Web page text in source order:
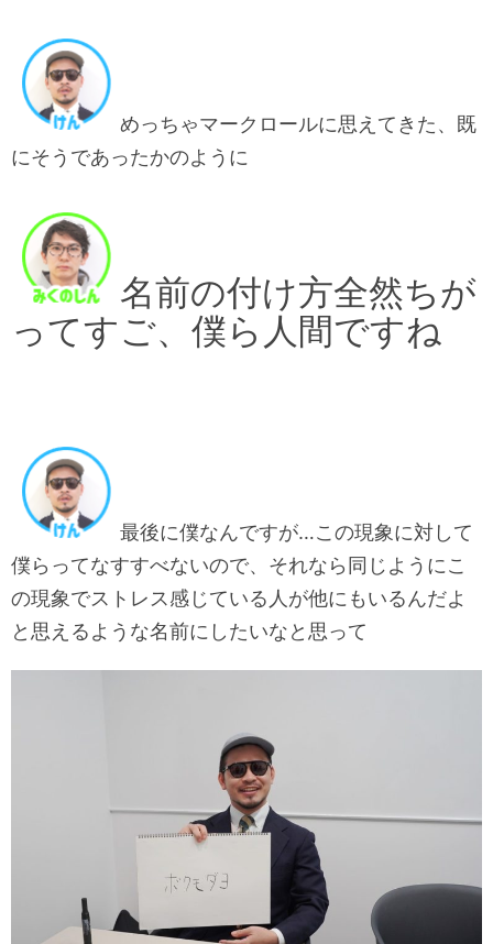
めっちゃマークロールに思えてきた、既
にそうであったかのように
名前の付け方全然ちが
ってすご、僕ら人間ですね
最後に僕なんですが…この現象に対して
僕らってなすすべないので、それなら同じようにこ
の現象でストレス感じている人が他にもいるんだよ
と思えるような名前にしたいなと思って